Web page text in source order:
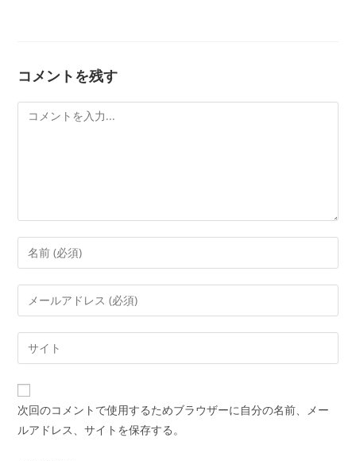
コメントを残す
次回のコメントで使用するためブラウザーに自分の名前、メー
ルアドレス、サイトを保存する。